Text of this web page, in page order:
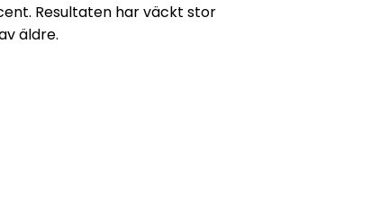
Resultaten har väckt stor
äldre.